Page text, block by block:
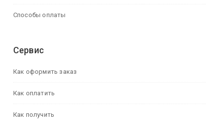
Способы оплаты
Сервис
Как оформить заказ
Как оплатить
Как получить